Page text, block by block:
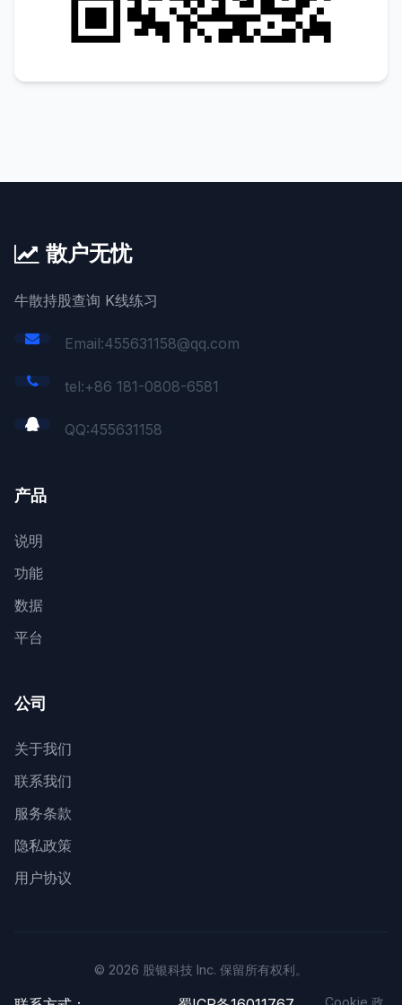
散户无忧
牛散持股查询 K线练习
Email:455631158@qq.com
tel:+86 181-0808-6581
QQ:455631158
产品
说明
功能
数据
平台
公司
关于我们
联系我们
服务条款
隐私政策
用户协议
© 2026 股银科技 Inc. 保留所有权利。
Cookie 政